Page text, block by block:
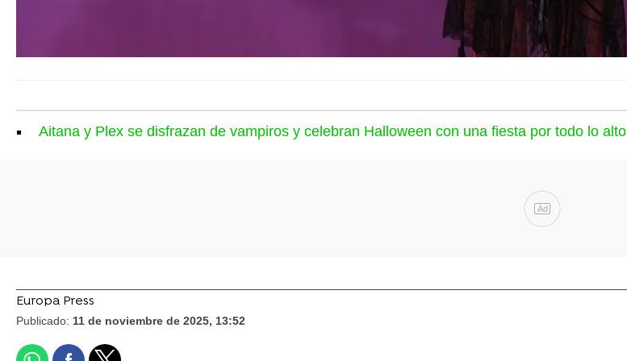
Aitana y Plex se disfrazan de vampiros y celebran Halloween con una fiesta por todo lo alto
Ad
Europa Press
Publicado: 11 de noviembre de 2025, 13:52